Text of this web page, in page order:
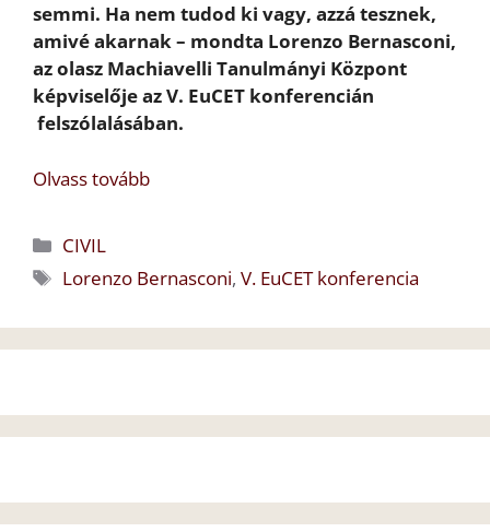
semmi. Ha nem tudod ki vagy, azzá tesznek,
amivé akarnak – mondta Lorenzo Bernasconi,
az olasz Machiavelli Tanulmányi Központ
képviselője az V. EuCET konferencián
felszólalásában.
Olvass tovább
Kategória
CIVIL
Címkék
Lorenzo Bernasconi,V. EuCET konferencia